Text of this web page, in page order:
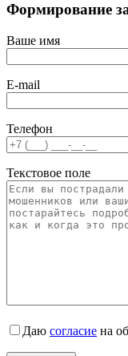
Формирование
Ваше имя
E-mail
Телефон
Текстовое поле
Даю согласие на